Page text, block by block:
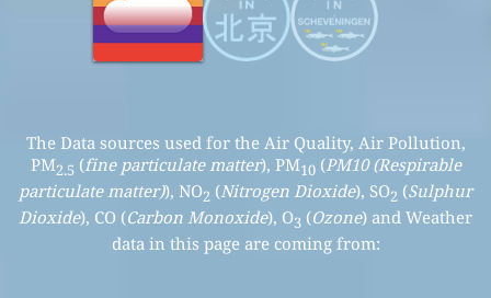
The Data sources used for the Air Quality, Air Pollution,
PM2.5 (fine particulate matter), PM10(PM10 (Respirable
particulate matter)), NO2 (Nitrogen Dioxide), SO2 (Sulphur
Dioxide), CO (Carbon Monoxide), O3 (Ozone) and Weather
data in this page are coming from: